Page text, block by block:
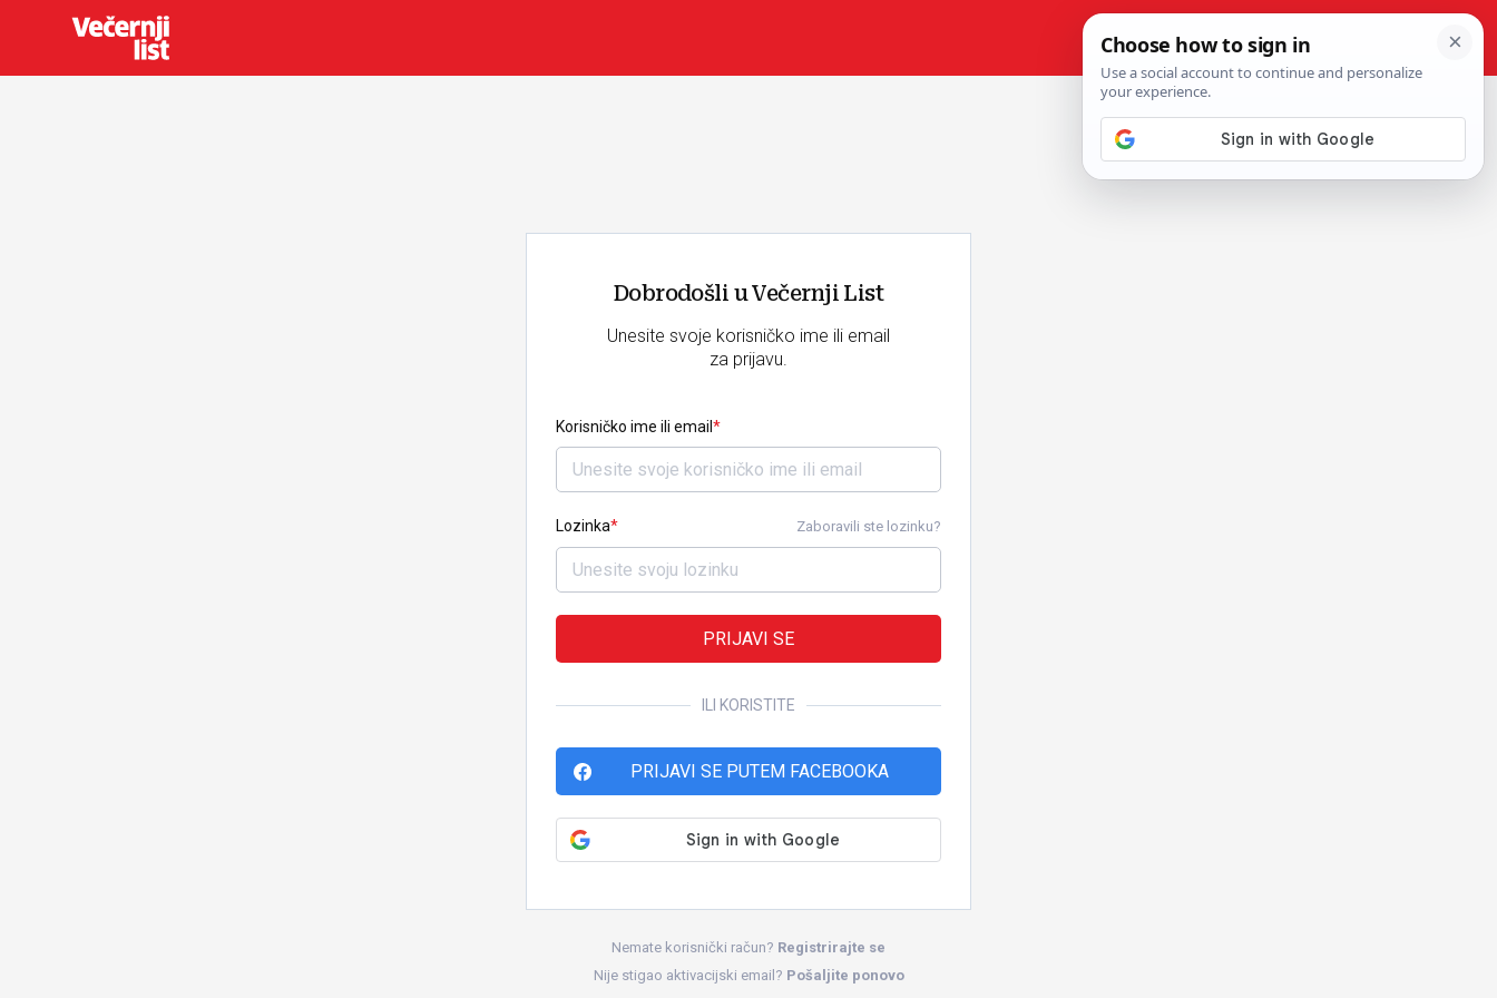
Dobrodošli u Večernji List
Unesite svoje korisničko ime ili email
za prijavu.
Korisničko ime ili email
Lozinka Zaboravili ste lozinku?
PRIJAVI SE
ILI KORISTITE
PRIJAVI SE PUTEM FACEBOOKA
Nemate korisnički račun? Registrirajte se
Nije stigao aktivacijski email? Pošaljite ponovo